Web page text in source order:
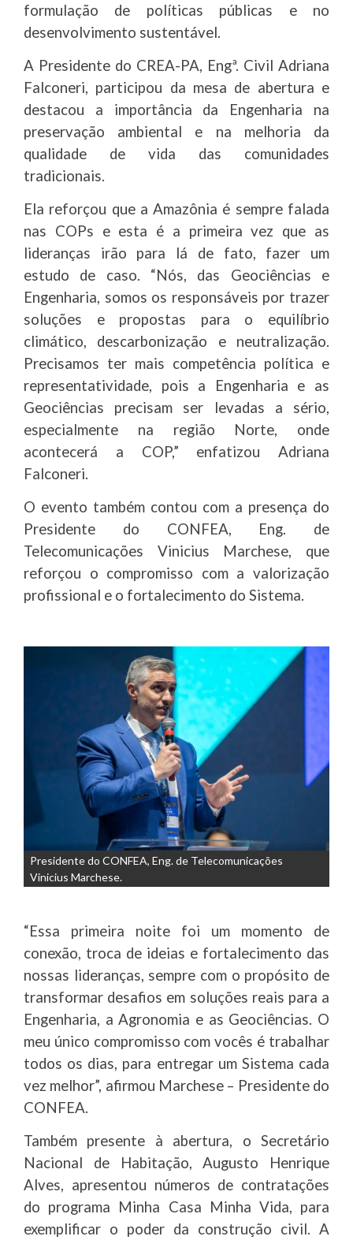
formulação de políticas públicas e no
desenvolvimento sustentável.
A Presidente do CREA-PA, Engª. Civil Adriana
Falconeri, participou da mesa de abertura e
destacou a importância da Engenharia na
preservação ambiental e na melhoria da
qualidade de vida das comunidades
tradicionais.
Ela reforçou que a Amazônia é sempre falada
nas COPs e esta é a primeira vez que as
lideranças irão para lá de fato, fazer um
estudo de caso. “Nós, das Geociências e
Engenharia, somos os responsáveis por trazer
soluções e propostas para o equilíbrio
climático, descarbonização e neutralização.
Precisamos ter mais competência política e
representatividade, pois a Engenharia e as
Geociências precisam ser levadas a sério,
especialmente na região Norte, onde
acontecerá a COP,” enfatizou Adriana
Falconeri.
O evento também contou com a presença do
Presidente do CONFEA, Eng. de
Telecomunicações Vinicius Marchese, que
reforçou o compromisso com a valorização
profissional e o fortalecimento do Sistema.
Presidente do CONFEA, Eng. de Telecomunicações
Vinicius Marchese.
“Essa primeira noite foi um momento de
conexão, troca de ideias e fortalecimento das
nossas lideranças, sempre com o propósito de
transformar desafios em soluções reais para a
Engenharia, a Agronomia e as Geociências. O
meu único compromisso com vocês é trabalhar
todos os dias, para entregar um Sistema cada
vez melhor”, afirmou Marchese – Presidente do
CONFEA.
Também presente à abertura, o Secretário
Nacional de Habitação, Augusto Henrique
Alves, apresentou números de contratações
do programa Minha Casa Minha Vida, para
exemplificar o poder da construção civil. A